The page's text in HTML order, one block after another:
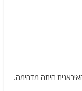
היתה מדהימה.